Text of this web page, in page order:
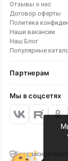
Отзывы о нас
Договор оферты
Политика
Наши вакансии
Наш Блог
Популярные
Партнерам
Мы в соцсетях
Безопасные